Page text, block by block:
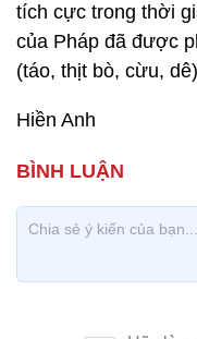
tích cực trong thời
của Pháp đã được
(táo, thịt bò, cừu,
Hiền Anh